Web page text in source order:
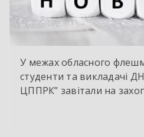
У межах обласного
студенти та викладачі
ЦППРК” завітали на
НВК “Лідер”. Світлі